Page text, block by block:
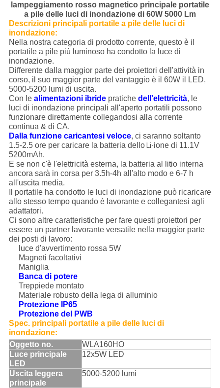
lampeggiamento rosso magnetico principale portatile
a pile delle luci di inondazione di 60W 5000 Lm
Descrizioni principali portatile a pile delle lucidi
inondazione:
Nella nostra categoria di prodotto corrente, questo è il
portatile a pile più luminoso ha condotto la luce di
inondazione.
Differente dalla maggior parte dei proiettori dell'attività in
corso, il suo maggior parte del vantaggio è il 60W il LED,
5000-5200 lumi di uscita.
Con le alimentazioni ibridepratiche dell'elettricità, le
luci di inondazione principali all'aperto portatili possono
funzionare direttamente collegandosi alla corrente
continua & di CA.
Dalla funzione caricantesi veloce, ci saranno soltanto
1.5-2.5 ore per caricare la batteria delloLi-ione di 11.1V
5200mAh.
E se non c'è l'elettricità esterna, la batteria al litio interna
ancora sarà in corsa per 3.5h-4h all'alto modo e 6-7 h
all'uscita media.
Il portatile ha condotto le luci di inondazione può ricaricare
allo stesso tempo quando è lavorante e collegantesi agli
adattatori.
Ci sono altre caratteristiche per fare questi proiettori per
essere un partner lavorante versatile nella maggior parte
dei posti di lavoro:
luce d'avvertimento rossa 5W
Magneti facoltativi
Maniglia
Banca di potere
Treppiede montato
Materiale robusto della lega di alluminio
Protezione IP65
Protezione del PWB
Spec. principali portatile a pile delle lucidi
inondazione:
Oggetto no.
WLA160HO
Luce principale
LED
12x5W LED
Uscita leggera
principale
5000-5200 lumi